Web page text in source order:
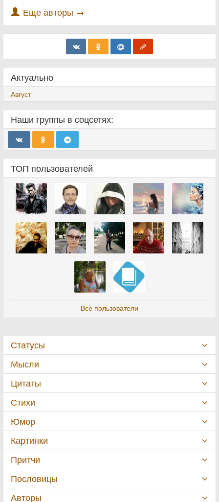
Еще авторы →
Актуально
Август
Наши группы в соцсетях:
ТОП пользователей
Все пользователи
Статусы
Мысли
Цитаты
Стихи
Юмор
Картинки
Притчи
Пословицы
Авторы